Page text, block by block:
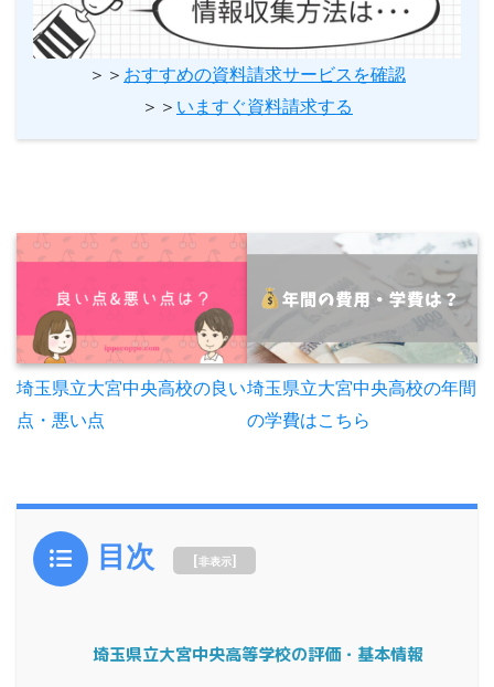
＞＞ おすすめの資料請求サービスを確認
＞＞ いますぐ資料請求する
埼玉県立大宮中央高校の良い
点・悪い点
埼玉県立大宮中央高校の年間
の学費はこちら
目次 [非表示]
埼玉県立大宮中央高等学校の評価・基本情報